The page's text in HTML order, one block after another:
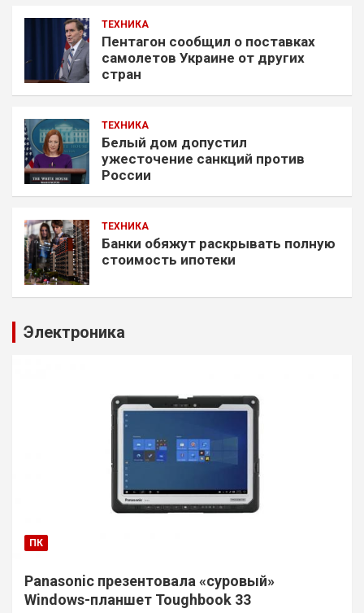
ТЕХНИКА
Пентагон сообщил о поставках
самолетов Украине от других
стран
ТЕХНИКА
Белый дом допустил
ужесточение санкций против
России
ТЕХНИКА
Банки обяжут раскрывать полную
стоимость ипотеки
Электроника
ПК
Panasonic презентовала «суровый»
Windows-планшет Toughbook 33